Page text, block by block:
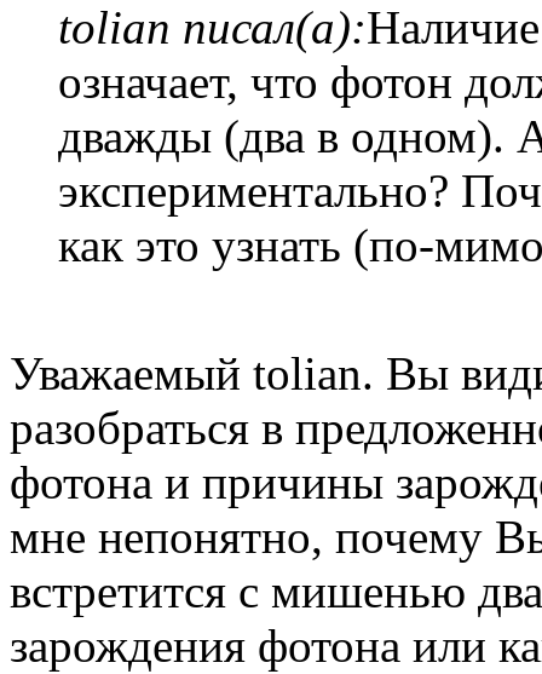
tolian писал(а):
означает, что фотон
дважды (два в одном).
экспериментально?
как это узнать (по-
Уважаемый tolian. Вы
разобраться в
фотона и причины
мне непонятно, почему
встретится с мишенью
зарождения фотона или